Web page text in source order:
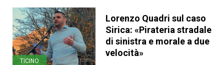
TICINO
Lorenzo Quadri sul caso
Sirica: «Pirateria stradale
di sinistra e morale a due
velocità»